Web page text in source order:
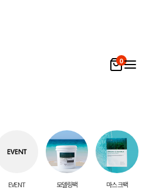
0
EVENT 모델링팩 마스크팩